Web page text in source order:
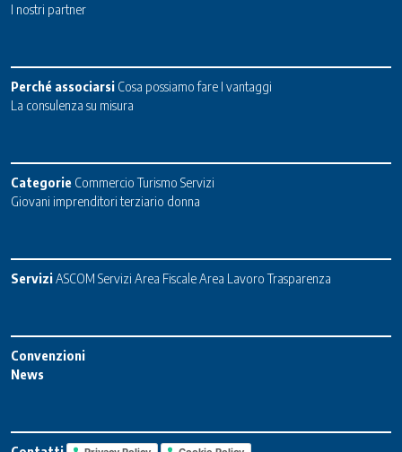
I nostri partner
Perché associarsi Cosa possiamo fare I vantaggi
La consulenza su misura
Categorie Commercio Turismo Servizi
Giovani imprenditori terziario donna
ServiziASCOM Servizi Area FiscaleArea Lavoro Trasparenza
Convenzioni
News